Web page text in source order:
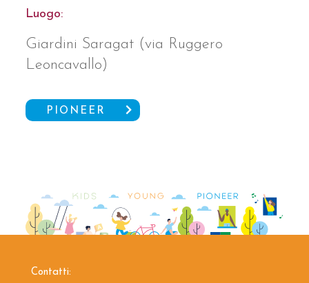
Luogo:
Giardini Saragat (via Ruggero
Leoncavallo)
PIONEER
Contatti: